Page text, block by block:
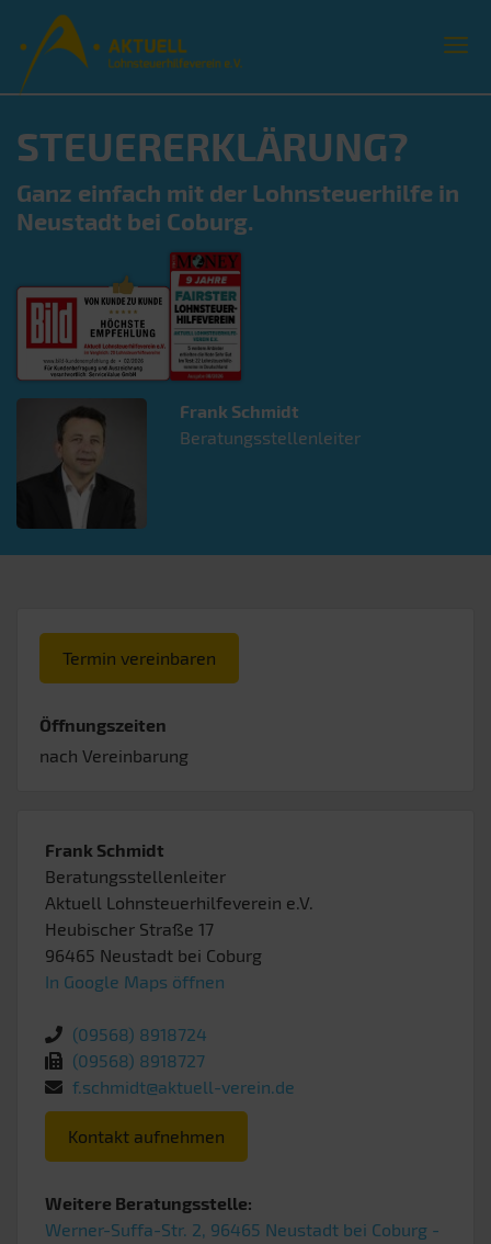
STEUERERKLÄRUNG?
Ganz einfach mit der Lohnsteuerhilfe in
Neustadt bei Coburg.
Frank Schmidt
Beratungsstellenleiter
Termin vereinbaren
Öffnungszeiten
nach Vereinbarung
Frank Schmidt
Beratungsstellenleiter
Aktuell Lohnsteuerhilfeverein e.V.
Heubischer Straße 17
96465 Neustadt bei Coburg
In Google Maps öffnen
(09568) 8918724
(09568) 8918727
f.schmidt@aktuell-verein.de
Kontakt aufnehmen
Weitere Beratungsstelle:
Werner-Suffa-Str. 2, 96465 Neustadt bei Coburg -